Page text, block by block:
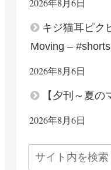
2026年8月6日
キジ猫耳ピク
Moving –
2026年8月6日
【夕刊～夏の
2026年8月6日